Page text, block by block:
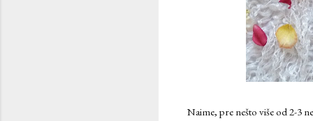
Naime, pre nešto više od 2-3